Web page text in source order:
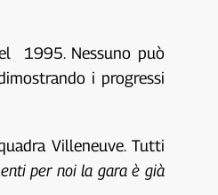
1995. Nessuno può
i progressi
Villeneuve. Tutti
per noi la gara è già